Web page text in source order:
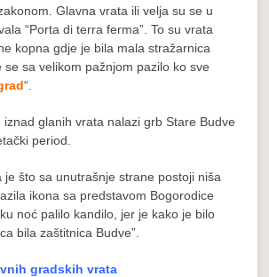
Glavna vrata ili velja su se u
“Porta di terra ferma”. To su vrata
kopna gdje je bila mala stražarnica
se sa velikom pažnjom pazilo ko sve
“.
glanih vrata nalazi grb Stare Budve
period.
je što sa unutrašnje strane postoji niša
ikona sa predstavom Bogorodice
noć palilo kandilo, jer je kako je bilo
bila zaštitnica Budve”.
gradskih vrata